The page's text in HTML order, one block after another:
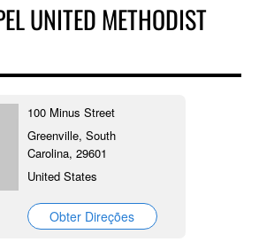
UNITED METHODIST
100 Minus Street
Greenville, South
Carolina, 29601
United States
Obter Direções